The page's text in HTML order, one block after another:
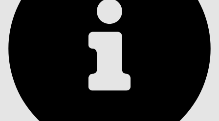
Índice de materias
ÍNDICE DE MATERIAS
Buscar